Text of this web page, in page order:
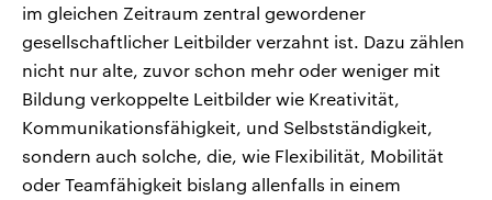
im gleichen Zeitraum zentral gewordener
gesellschaftlicher Leitbilder verzahnt ist. Dazu zählen
nicht nur alte, zuvor schon mehr oder weniger mit
Bildung verkoppelte Leitbilder wie Kreativität,
Kommunikationsfähigkeit, und Selbstständigkeit,
sondern auch solche, die, wie Flexibilität, Mobilität
oder Teamfähigkeit bislang allenfalls in einem